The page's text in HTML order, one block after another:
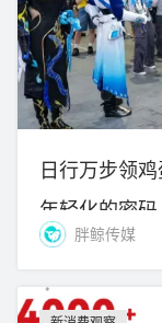
日行万步领
年轻化的密码
胖鲸传媒